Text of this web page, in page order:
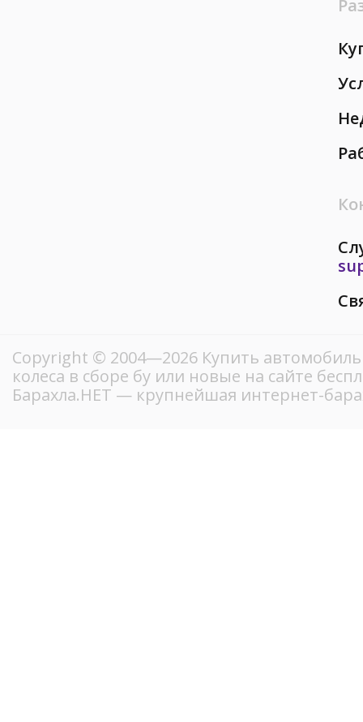
Copyright © 2004—2026 Купить
колеса в сборе бу или новые на сайте
Барахла.НЕТ — крупнейшая интернет-